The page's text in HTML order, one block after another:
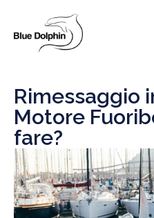
Rimessaggio
Motore
fare?